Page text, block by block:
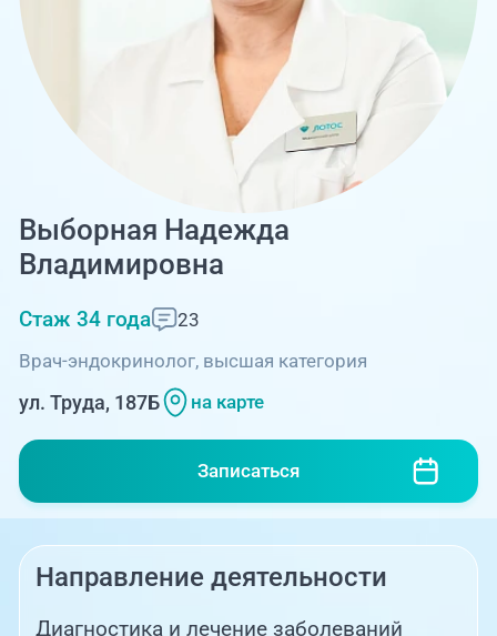
Блог врачей
Пациентам
PreventAGE
+7 (351) 220-00-03
запись на прием
+7 (351) 220-03-03
Центр амбулаторной
онкологической помощи
+7 (7142) 927-003
Справочный телефон для
жителей Казахстана
Выборная Надежда
Владимировна
Стаж 34 года
23
Врач-эндокринолог, высшая категория
ул. Труда, 187Б на карте
Записаться
Направление деятельности
Диагностика и лечение заболеваний